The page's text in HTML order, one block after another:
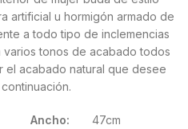
artificial u hormigón armado de
a todo tipo de inclemencias
tonos de acabado todos
el acabado natural que desee
Ancho:
47cm